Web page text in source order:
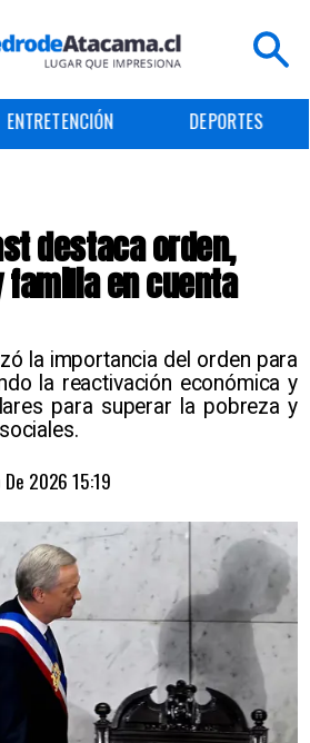
DEPORTES CULTURA
destaca orden,
en cuenta
la importancia del orden para
la reactivación económica y
para superar la pobreza y
2026 15:19